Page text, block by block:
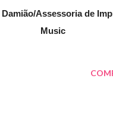
Damião/Assessoria de
Music